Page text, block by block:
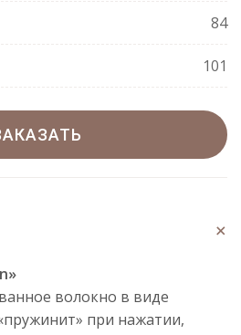
84
101
+
волокно в виде
при нажатии,